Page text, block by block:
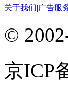
关于我们|广告服
©
京ICP